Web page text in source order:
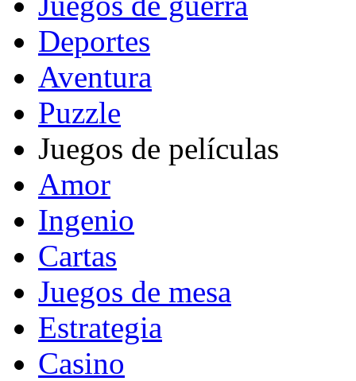
Deportes
Aventura
Puzzle
Juegos de películas
Amor
Ingenio
Cartas
Juegos de mesa
Estrategia
Casino